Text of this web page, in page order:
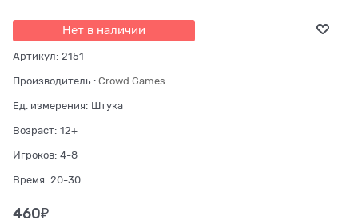
Нет в наличии
Артикул: 2151
Производитель : Crowd Games
Ед. измерения: Штука
Возраст: 12+
Игроков: 4-8
Время: 20-30
460₽